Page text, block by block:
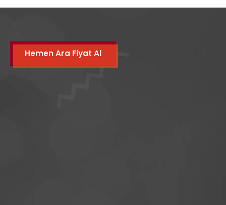
Hemen Ara Fiyat Al